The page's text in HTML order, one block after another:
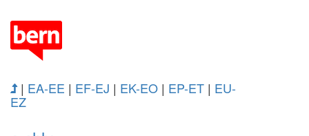
| EA-EE | EF-EJ | EK-EO | EP-ET | EU-
EZ